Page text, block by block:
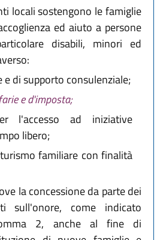
locali sostengono le famiglie
ed aiuto a persone
disabili, minori ed
di supporto consulenziale;
e d'imposta;
l'accesso ad iniziative
libero;
familiare con finalità
la concessione da parte dei
sull'onore, come indicato
2, anche al fine di